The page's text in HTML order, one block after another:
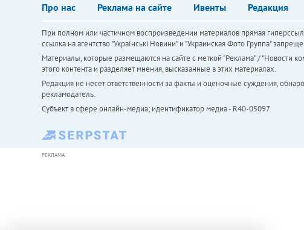
Про нас Реклама на сайте Ивенты Редакция
При полном или частичном воспроизведении материалов прямая
ссылка на агентство "Українськi Новини" и "Украинская Фото Группа"
Материалы, которые размещаются на сайте с меткой "Реклама" / "Новости
этого контента и разделяет мнения, высказанные в этих материалах.
Редакция не несет ответственности за факты и оценочные суждения,
рекламодатель.
Субъект в сфере онлайн-медиа; идентификатор медиа - R40-05097
РЕКЛАМА